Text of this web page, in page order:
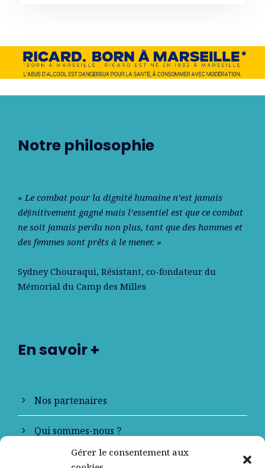
Gérer le consentement aux
Notre philosophie
« Le combat pour la dignité humaine n’est jamais
déﬁnitivement gagné mais l’essentiel est que ce combat
ne soit jamais perdu non plus, tant que des hommes et
des femmes sont prêts à le mener. »
Sydney Chouraqui, Résistant, co-fondateur du
Mémorial du Camp des Milles
En savoir +
Nos partenaires
Qui sommes-nous ?
Contactez-nous